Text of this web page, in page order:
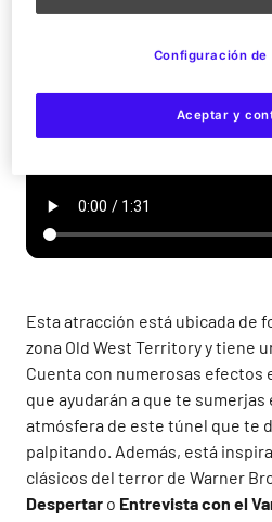
Esta atracción está ubicada de
zona Old West Territory y tiene
Cuenta con numerosas efectos
que ayudarán a que te
atmósfera de este túnel que te
palpitando. Además, está
clásicos del terror de Warner
Despertar o Entrevista con el
Aceptar y
Configuración de